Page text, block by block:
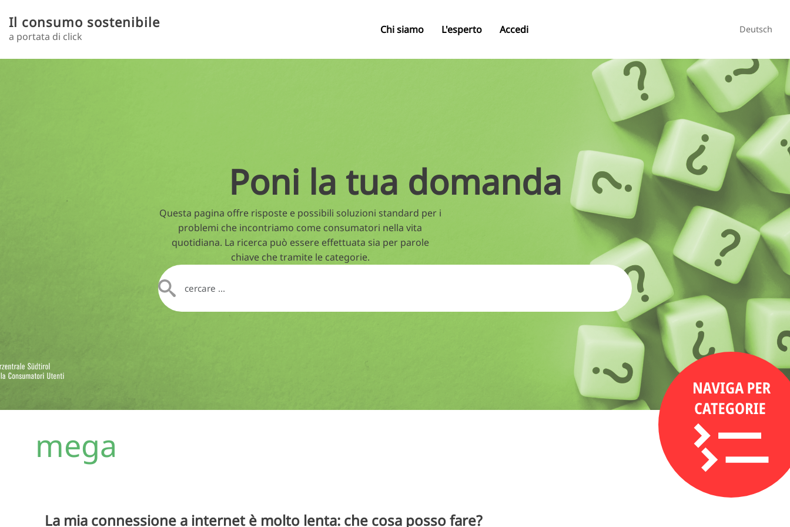
Il consumo sostenibile
a portata di click
Chi siamo L'esperto Accedi Deutsch
Poni la tua domanda
Questa pagina offre risposte e possibili soluzioni standard per i
problemi che incontriamo come consumatori nella vita
quotidiana. La ricerca può essere effettuata sia per parole
chiave che tramite le categorie.
mega
La mia connessione a internet è molto lenta: che cosa posso fare?